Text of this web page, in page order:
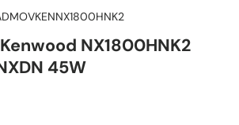
NX1800HNK2
45W